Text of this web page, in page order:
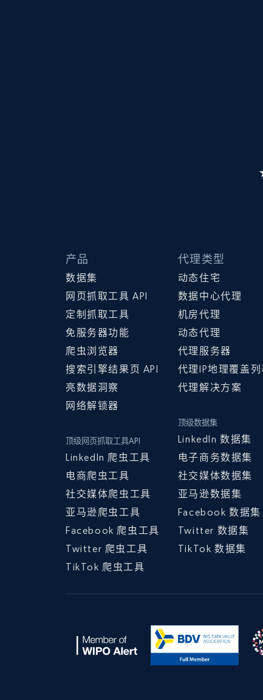
产品
数据集
网页抓取工具 API
定制抓取工具
免服务器功能
爬虫浏览器
搜索引擎结果页 API
亮数据洞察
网络解锁器
顶级网页抓取工具API
LinkedIn 爬虫工具
电商爬虫工具
社交媒体爬虫工具
亚马逊爬虫工具
Facebook 爬虫工具
Twitter 爬虫工具
TikTok 爬虫工具
代理类型
动态住宅
数据中心代理
机房代理
动态代理
代理服务器
代理IP地理覆盖列
代理解决方案
顶级数据集
LinkedIn 数据集
电子商务数据集
社交媒体数据集
亚马逊数据集
Facebook 数据集
Twitter 数据集
TikTok 数据集